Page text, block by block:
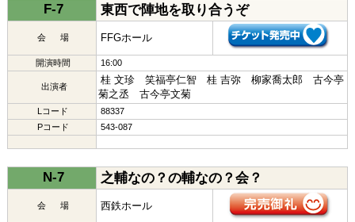
F-7 東西で陣地を取り合うぞ
会 場 FFGホール
開演時間 16:00
出演者
桂 文珍 笑福亭仁智 桂 吉弥 柳家喬太郎 古今亭
菊之丞 古今亭文菊
Lコード
88337
Pコード
543-087
N-7 之輔なの？の輔なの？会？
会 場 西鉄ホール